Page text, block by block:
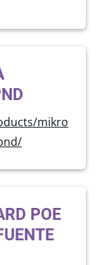
mikro
POE